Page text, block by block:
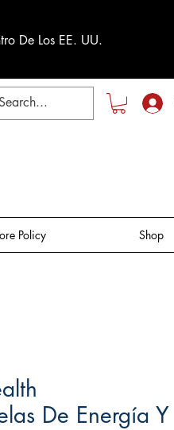
De Los EE. UU.
Policy Shop
De Energía Y